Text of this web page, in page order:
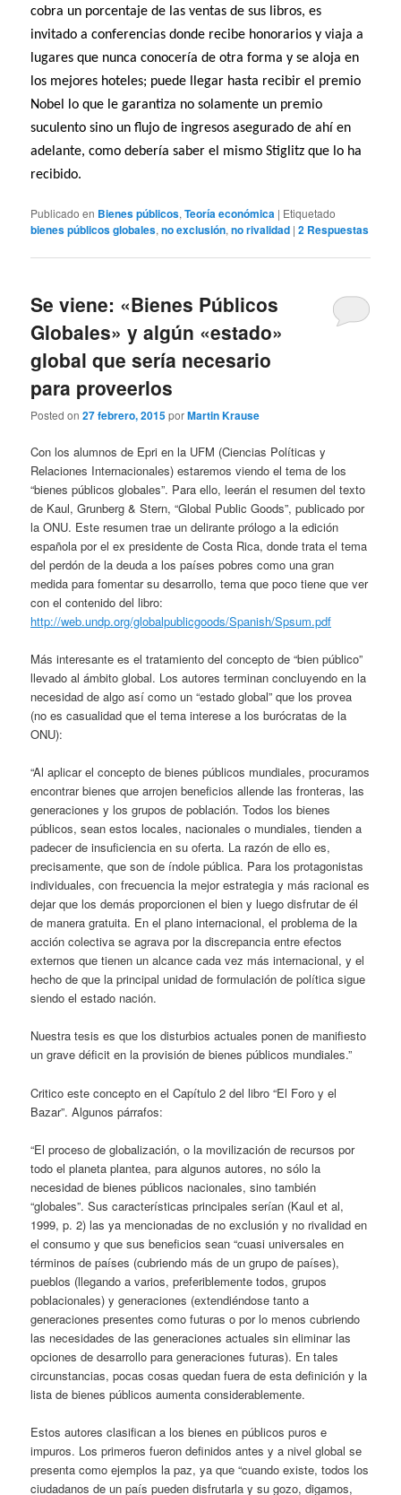
cobra un porcentaje de las ventas de sus libros, es
invitado a conferencias donde recibe honorarios y viaja a
lugares que nunca conocería de otra forma y se aloja en
los mejores hoteles; puede llegar hasta recibir el premio
Nobel lo que le garantiza no solamente un premio
suculento sino un flujo de ingresos asegurado de ahí en
adelante, como debería saber el mismo Stiglitz que lo ha
recibido.
Publicado en Bienes públicos,Teoría económica | Etiquetado
bienes públicos globales,no exclusión,no rivalidad |2 Respuestas
Se viene: «Bienes Públicos
Globales» y algún «estado»
global que sería necesario
para proveerlos
Posted on27 febrero, 2015porMartin Krause
Con los alumnos de Epri en la UFM (Ciencias Políticas y
Relaciones Internacionales) estaremos viendo el tema de los
“bienes públicos globales”. Para ello, leerán el resumen del texto
de Kaul, Grunberg & Stern, “Global Public Goods”, publicado por
la ONU. Este resumen trae un delirante prólogo a la edición
española por el ex presidente de Costa Rica, donde trata el tema
del perdón de la deuda a los países pobres como una gran
medida para fomentar su desarrollo, tema que poco tiene que ver
con el contenido del libro:
http://web.undp.org/globalpublicgoods/Spanish/Spsum.pdf
Más interesante es el tratamiento del concepto de “bien público”
llevado al ámbito global. Los autores terminan concluyendo en la
necesidad de algo así como un “estado global” que los provea
(no es casualidad que el tema interese a los burócratas de la
ONU):
“Al aplicar el concepto de bienes públicos mundiales, procuramos
encontrar bienes que arrojen beneficios allende las fronteras, las
generaciones y los grupos de población. Todos los bienes
públicos, sean estos locales, nacionales o mundiales, tienden a
padecer de insuficiencia en su oferta. La razón de ello es,
precisamente, que son de índole pública. Para los protagonistas
individuales, con frecuencia la mejor estrategia y más racional es
dejar que los demás proporcionen el bien y luego disfrutar de él
de manera gratuita. En el plano internacional, el problema de la
acción colectiva se agrava por la discrepancia entre efectos
externos que tienen un alcance cada vez más internacional, y el
hecho de que la principal unidad de formulación de política sigue
siendo el estado nación.
Nuestra tesis es que los disturbios actuales ponen de manifiesto
un grave déficit en la provisión de bienes públicos mundiales.”
Critico este concepto en el Capítulo 2 del libro “El Foro y el
Bazar”. Algunos párrafos:
“El proceso de globalización, o la movilización de recursos por
todo el planeta plantea, para algunos autores, no sólo la
necesidad de bienes públicos nacionales, sino también
“globales”. Sus características principales serían (Kaul et al,
1999, p. 2) las ya mencionadas de no exclusión y no rivalidad en
el consumo y que sus beneficios sean “cuasi universales en
términos de países (cubriendo más de un grupo de países),
pueblos (llegando a varios, preferiblemente todos, grupos
poblacionales) y generaciones (extendiéndose tanto a
generaciones presentes como futuras o por lo menos cubriendo
las necesidades de las generaciones actuales sin eliminar las
opciones de desarrollo para generaciones futuras). En tales
circunstancias, pocas cosas quedan fuera de esta definición y la
lista de bienes públicos aumenta considerablemente.
Estos autores clasifican a los bienes en públicos puros e
impuros. Los primeros fueron definidos antes y a nivel global se
presenta como ejemplos la paz, ya que “cuando existe, todos los
ciudadanos de un país pueden disfrutarla y su gozo, digamos,